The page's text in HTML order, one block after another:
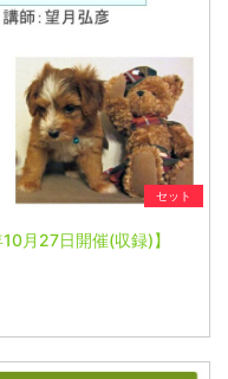
セット
月27日開催(収録)】